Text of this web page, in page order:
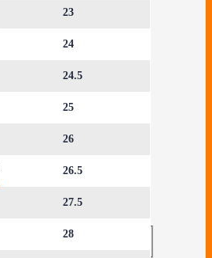
23
24
24.5
25
26
26.5
27.5
28